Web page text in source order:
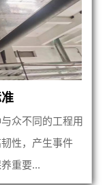
众不同的工程用
性，产生事件
重要...